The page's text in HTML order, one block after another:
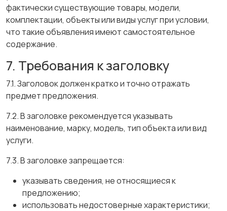
фактически существующие товары, модели,
комплектации, объекты или виды услуг при условии,
что такие объявления имеют самостоятельное
содержание.
7. Требования к заголовку
7.1. Заголовок должен кратко и точно отражать
предмет предложения.
7.2. В заголовке рекомендуется указывать
наименование, марку, модель, тип объекта или вид
услуги.
7.3. В заголовке запрещается:
указывать сведения, не относящиеся к
предложению;
использовать недостоверные характеристики;